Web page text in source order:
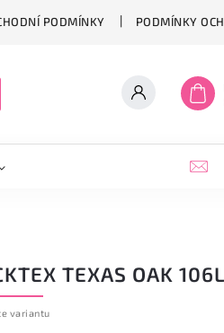
PODMÍNKY PODMÍNKY
TEXAS OAK 106L
variantu